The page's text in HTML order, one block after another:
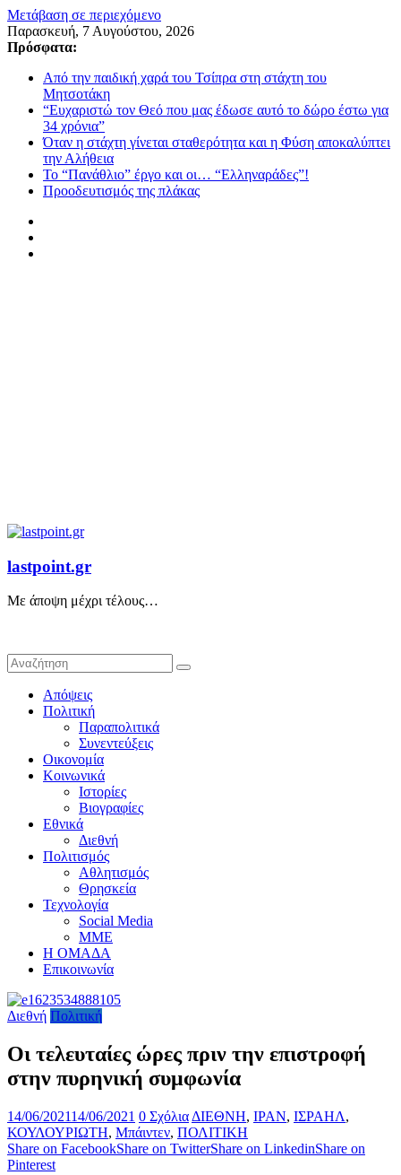
Μετάβαση σε περιεχόμενο
Παρασκευή, 7 Αυγούστου, 2026
Πρόσφατα:
Από την παιδική χαρά του Τσίπρα στη στάχτη του
Μητσοτάκη
“Ευχαριστώ τον Θεό που μας έδωσε αυτό το δώρο έστω για
34 χρόνια”
Όταν η στάχτη γίνεται σταθερότητα και η Φύση αποκαλύπτει
την Αλήθεια
Το “Πανάθλιο” έργο και οι… “Ελληναράδες”!
Προοδευτισμός της πλάκας
lastpoint.gr
Με άποψη μέχρι τέλους…
Απόψεις
Πολιτική
Παραπολιτικά
Συνεντεύξεις
Οικονομία
Κοινωνικά
Ιστορίες
Βιογραφίες
Εθνικά
Διεθνή
Πολιτισμός
Αθλητισμός
Θρησκεία
Τεχνολογία
Social Media
ΜΜΕ
Η ΟΜΑΔΑ
Επικοινωνία
Διεθνή Πολιτική
Οι τελευταίες ώρες πριν την επιστροφή
στην πυρηνική συμφωνία
14/06/202114/06/2021 0 Σχόλια ΔΙΕΘΝΗ, ΙΡΑΝ, ΙΣΡΑΗΛ,
ΚΟΥΛΟΥΡΙΩΤΗ, Μπάιντεν, ΠΟΛΙΤΙΚΗ
Share on FacebookShare on TwitterShare on LinkedinShare on
Pinterest